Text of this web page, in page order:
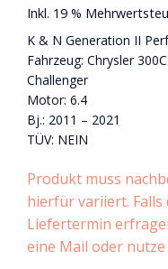
Inkl. 19 %
K & N Generation II
Fahrzeug: Chrysler
Challenger
Motor: 6.4
Bj.: 2011 – 2021
TÜV: NEIN
Produkt muss
hierfür variiert.
Liefertermin
eine Mail oder